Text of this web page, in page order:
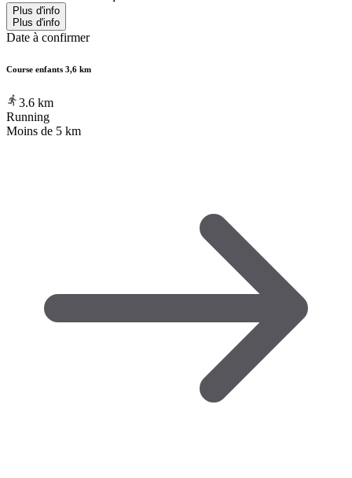
Plus d'info
Plus d'info
Date à confirmer
Course enfants 3,6 km
3.6 km
Running
Moins de 5 km